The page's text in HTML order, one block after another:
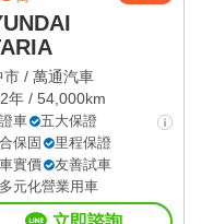
市 / 萬通汽車
年 / 54,000km
車
五大保證
保固
里程保證
實價
友善試車
元化營業用車